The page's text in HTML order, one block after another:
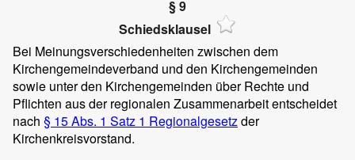
§ 9
Schiedsklausel
Bei Meinungsverschiedenheiten zwischen dem
Kirchengemeindeverband und den Kirchengemeinden
sowie unter den Kirchengemeinden über Rechte und
Pflichten aus der regionalen Zusammenarbeit entscheidet
nach § 15 Abs. 1 Satz 1 Regionalgesetzder
Kirchenkreisvorstand.